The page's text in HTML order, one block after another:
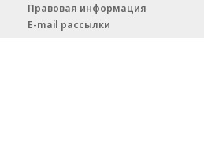
Правовая информация
E-mail рассылки